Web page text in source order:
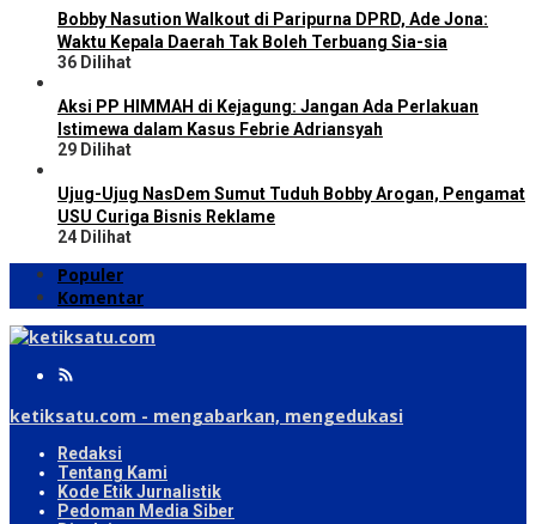
Bobby Nasution Walkout di Paripurna DPRD, Ade Jona:
Waktu Kepala Daerah Tak Boleh Terbuang Sia-sia
36 Dilihat
Aksi PP HIMMAH di Kejagung: Jangan Ada Perlakuan
Istimewa dalam Kasus Febrie Adriansyah
29 Dilihat
Ujug-Ujug NasDem Sumut Tuduh Bobby Arogan, Pengamat
USU Curiga Bisnis Reklame
24 Dilihat
Populer
Komentar
ketiksatu.com - mengabarkan, mengedukasi
Redaksi
Tentang Kami
Kode Etik Jurnalistik
Pedoman Media Siber